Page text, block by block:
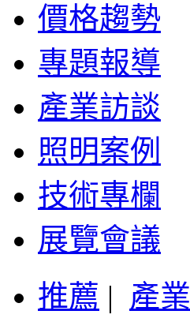
價格趨勢
專題報導
產業訪談
照明案例
技術專欄
展覽會議
推薦 | 產業